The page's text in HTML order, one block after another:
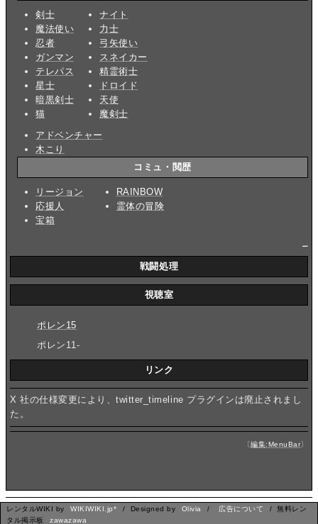
剣士
魔法使い
忍者
ガンマン
テレパス
星士
暗黒剣士
猫
ナイト
力士
弓矢使い
スネイカー
精霊術士
ドロイド
天使
魔剣士
アドベンチャー
木こり
コミュ・閲歴
リージョン
応援人
宝箱
RAINBOW
霊体の冒険
戦闘処理
視聴室
ポレン15
ポレン11-
リンク
X 社の仕様変更により、twitter_timeline プラグインは廃止されまし
た。
〔編集:MenuBar〕
レンタルWIKI by WIKIWIKI.jp* / Designed by Olivia / 広告について
/ 無料レン
タル掲示板
zawazawa